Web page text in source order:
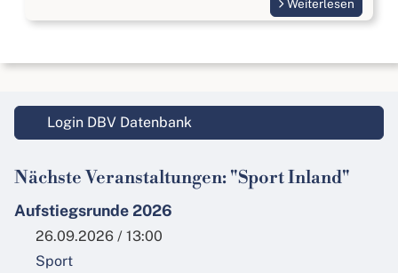
Weiterlesen
Login DBV Datenbank
Nächste Veranstaltungen: "Sport Inland"
Aufstiegsrunde 2026
26.09.2026 / 13:00
Sport